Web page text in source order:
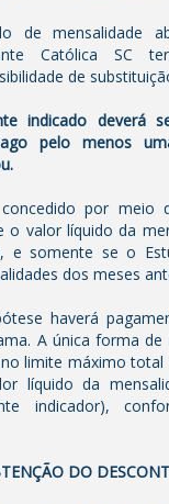
de mensalidade
Católica SC
de
indicado deverá
pelo menos
por meio
o valor líquido da
e somente se o
dos meses
haverá
A única forma
limite máximo total
líquido da
indicador),
DO